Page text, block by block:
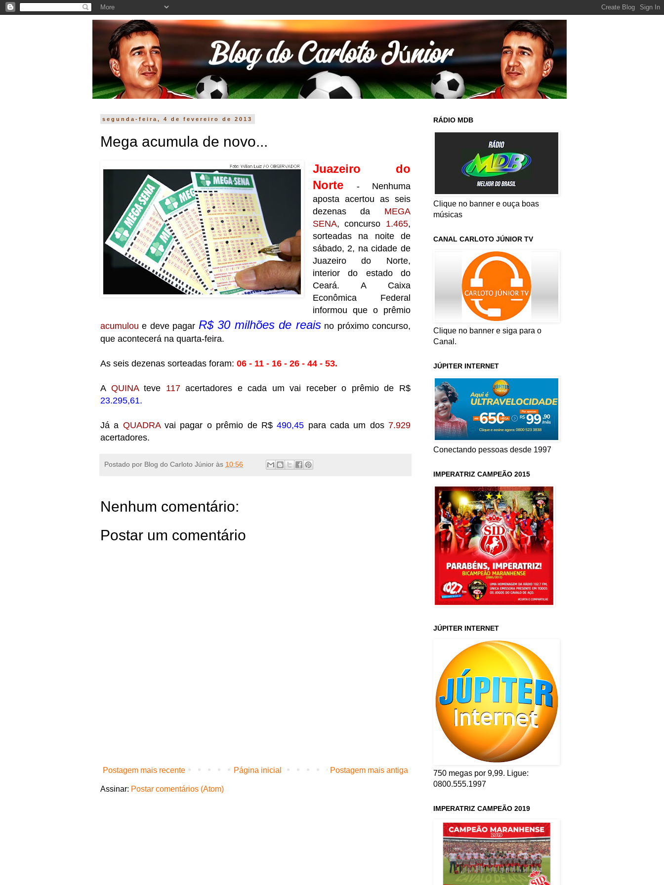
segunda-feira, 4 de fevereiro de 2013
Mega acumula de novo...
Juazeiro do
Norte
- Nenhuma
aposta acertou as seis
dezenas da MEGA
SENA, concurso 1.465,
sorteadas na noite de
sábado, 2, na cidade de
Juazeiro do Norte,
interior do estado do
Ceará. A Caixa
Econômica Federal
informou que o prêmio
acumulou e deve pagar R$ 30 milhões de reaisno próximo concurso,
que acontecerá na quarta-feira.
As seis dezenas sorteadas foram: 06 - 11 - 16 - 26 - 44 - 53.
A QUINAteve 117acertadores e cada um vai receber o prêmio de R$
23.295,61.
Já a QUADRAvai pagar o prêmio de R$490,45 para cada um dos 7.929
acertadores.
Postado por Blog do Carloto Júnior às 10:56
Nenhum comentário:
Postar um comentário
Postagem mais recente Postagem mais antiga
Página inicial
Assinar: Postar comentários (Atom)
RÁDIO MDB
Clique no banner e ouça boas
músicas
CANAL CARLOTO JÚNIOR TV
Clique no banner e siga para o
Canal.
JÚPITER INTERNET
Conectando pessoas desde 1997
IMPERATRIZ CAMPEÃO 2015
JÚPITER INTERNET
750 megas por 9,99. Ligue:
0800.555.1997
IMPERATRIZ CAMPEÃO 2019